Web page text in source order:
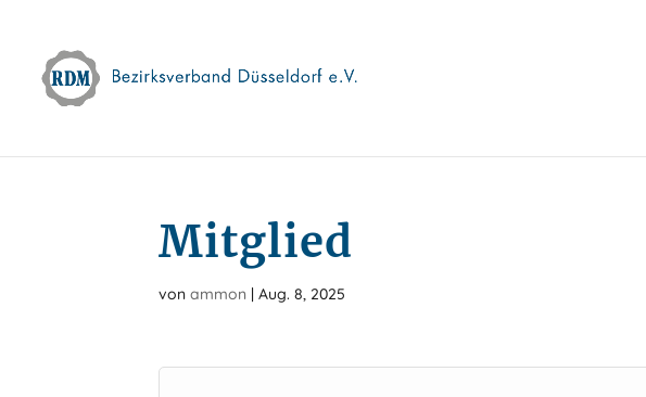
content
Mitglied
vonammon |Aug. 8, 2025